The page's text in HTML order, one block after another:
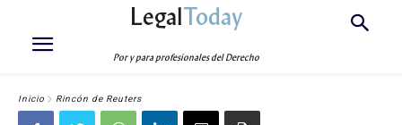
LegalToday
Por y para profesionales del Derecho
Inicio Rincón de Reuters